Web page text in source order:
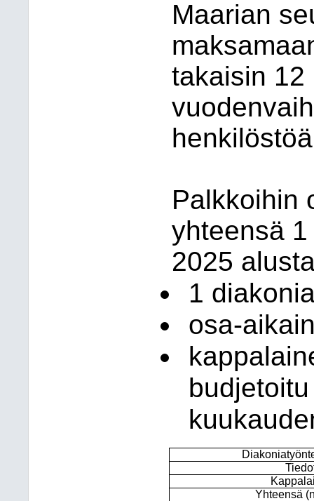
Maarian
takaisin 12
Palkkoihin
yhteensä
2025
1
osa-
Yhteensä